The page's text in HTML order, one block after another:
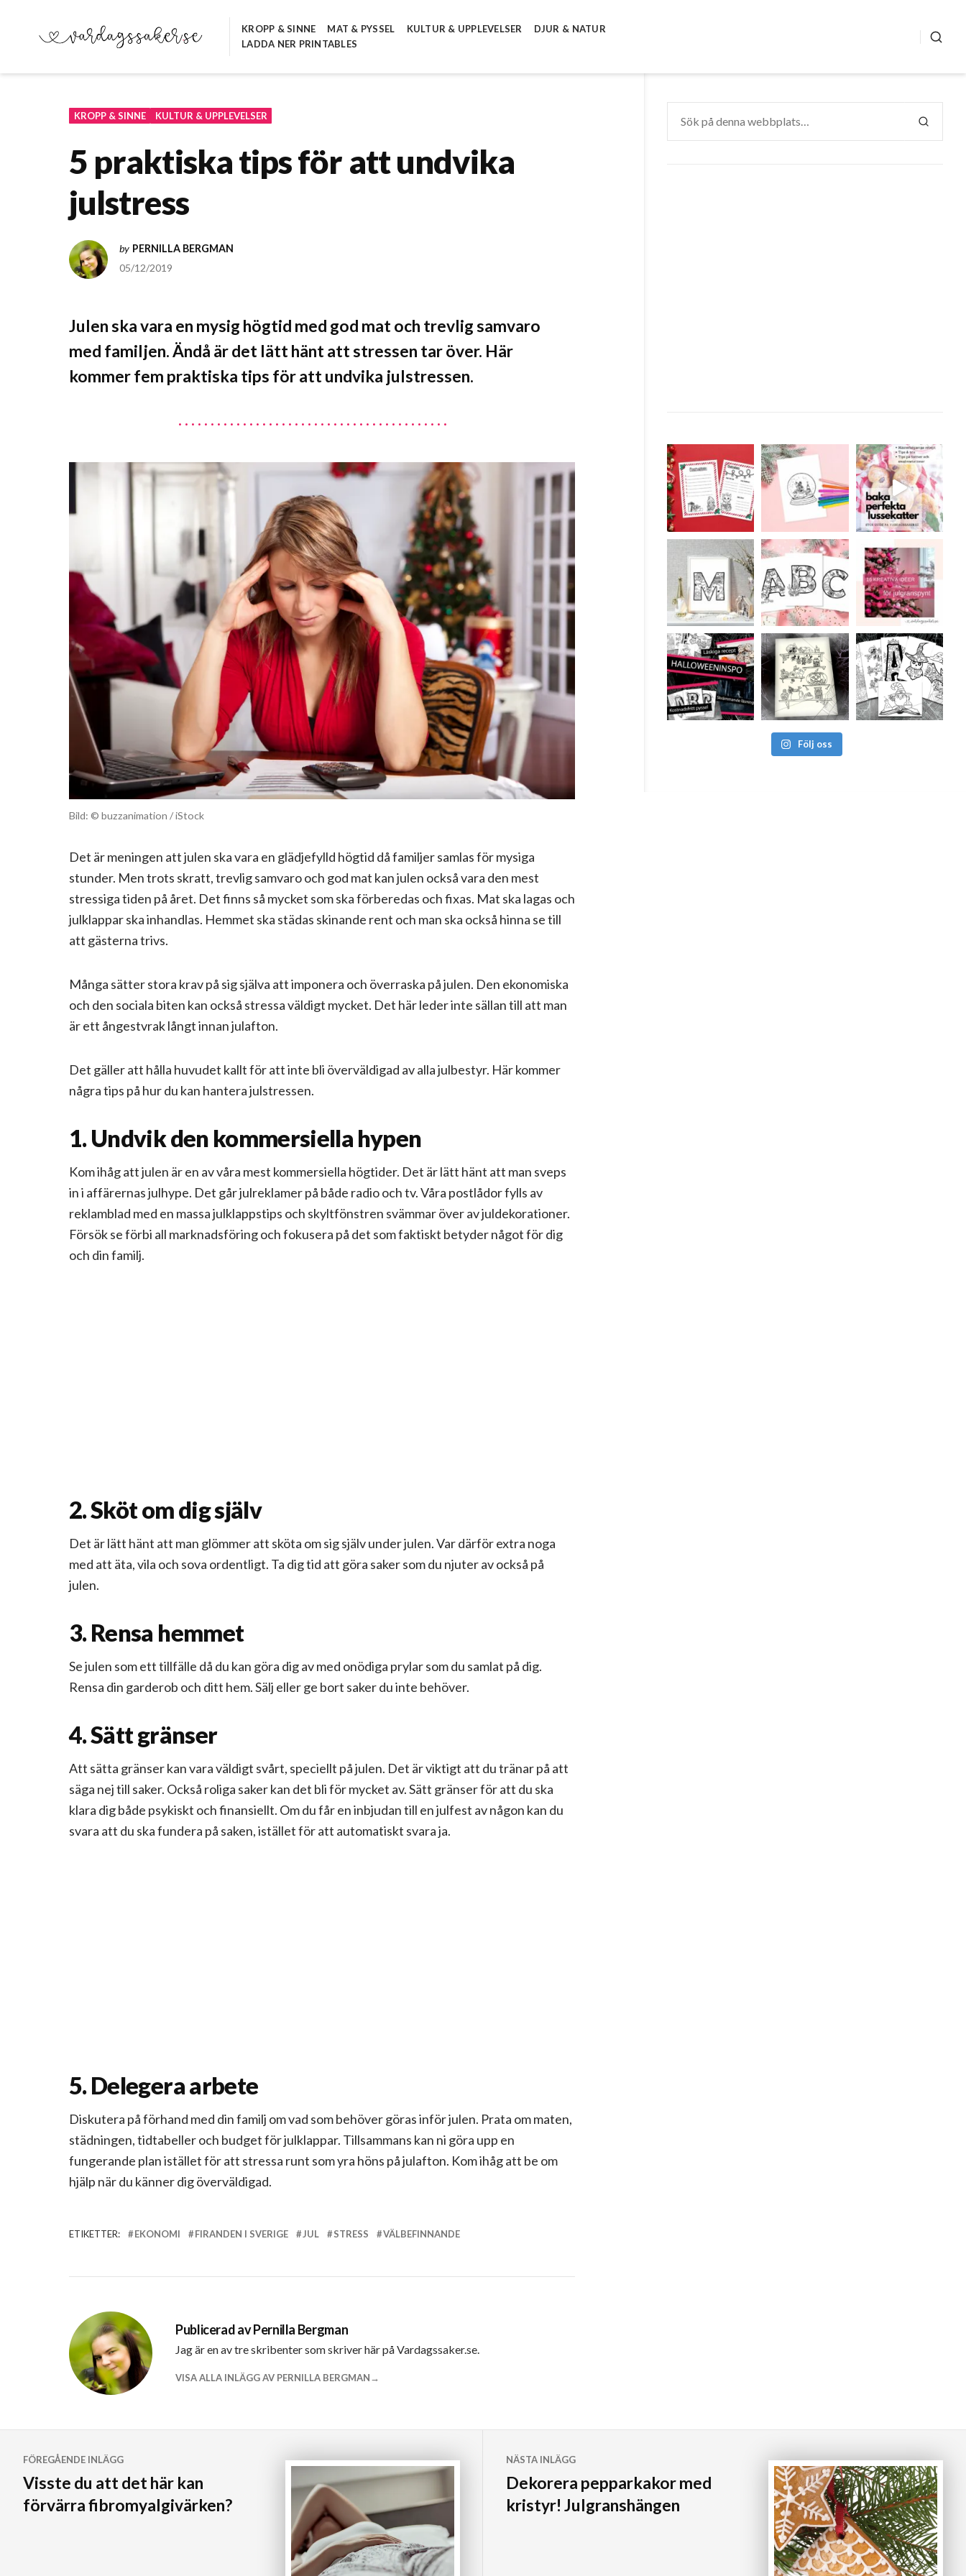
VARDAGSSAKER.SE
KROPP & SINNE MAT & PYSSEL KULTUR & UPPLEVELSER
DJUR & NATUR
LADDA NER PRINTABLES
KROPP & SINNE KULTUR & UPPLEVELSER
5 praktiska tips för att undvika
julstress
by PERNILLA BERGMAN
05/12/2019
Julen ska vara en mysig högtid med god mat och trevlig samvaro
med familjen. Ändå är det lätt hänt att stressen tar över. Här
kommer fem praktiska tips för att undvika julstressen.
Bild: © buzzanimation / iStock
Det är meningen att julen ska vara en glädjefylld högtid då familjer samlas för mysiga
stunder. Men trots skratt, trevlig samvaro och god mat kan julen också vara den mest
stressiga tiden på året. Det finns så mycket som ska förberedas och fixas. Mat ska lagas och
julklappar ska inhandlas. Hemmet ska städas skinande rent och man ska också hinna se till
att gästerna trivs.
Många sätter stora krav på sig själva att imponera och överraska på julen. Den ekonomiska
och den sociala biten kan också stressa väldigt mycket. Det här leder inte sällan till att man
är ett ångestvrak långt innan julafton.
Det gäller att hålla huvudet kallt för att inte bli överväldigad av alla julbestyr. Här kommer
några tips på hur du kan hantera julstressen.
1. Undvik den kommersiella hypen
Kom ihåg att julen är en av våra mest kommersiella högtider. Det är lätt hänt att man sveps
in i affärernas julhype. Det går julreklamer på både radio och tv. Våra postlådor fylls av
reklamblad med en massa julklappstips och skyltfönstren svämmar över av juldekorationer.
Försök se förbi all marknadsföring och fokusera på det som faktiskt betyder något för dig
och din familj.
2. Sköt om dig själv
Det är lätt hänt att man glömmer att sköta om sig själv under julen. Var därför extra noga
med att äta, vila och sova ordentligt. Ta dig tid att göra saker som du njuter av också på
julen.
3. Rensa hemmet
Se julen som ett tillfälle då du kan göra dig av med onödiga prylar som du samlat på dig.
Rensa din garderob och ditt hem. Sälj eller ge bort saker du inte behöver.
4. Sätt gränser
Att sätta gränser kan vara väldigt svårt, speciellt på julen. Det är viktigt att du tränar på att
säga nej till saker. Också roliga saker kan det bli för mycket av. Sätt gränser för att du ska
klara dig både psykiskt och finansiellt. Om du får en inbjudan till en julfest av någon kan du
svara att du ska fundera på saken, istället för att automatiskt svara ja.
5. Delegera arbete
Diskutera på förhand med din familj om vad som behöver göras inför julen. Prata om maten,
städningen, tidtabeller och budget för julklappar. Tillsammans kan ni göra upp en
fungerande plan istället för att stressa runt som yra höns på julafton. Kom ihåg att be om
hjälp när du känner dig överväldigad.
ETIKETTER: EKONOMI FIRANDEN I SVERIGE JUL STRESS VÄLBEFINNANDE
Publicerad avPernilla Bergman
Jag är en av tre skribenter som skriver här på Vardagssaker.se.
VISA ALLA INLÄGG AV PERNILLA BERGMAN
efter:
SÖK
Följ oss
FÖREGÅENDE INLÄGG
Visste du att det här kan
förvärra fibromyalgivärken?
NÄSTA INLÄGG
Dekorera pepparkakor med
kristyr! Julgranshängen